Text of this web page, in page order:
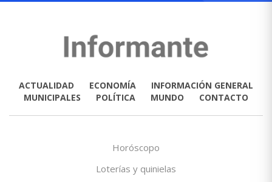
ACTUALIDAD ECONOMÍA
INFORMACIÓN GENERAL
MUNICIPALES
POLÍTICA MUNDO CONTACTO
Horóscopo
Loterías y quinielas